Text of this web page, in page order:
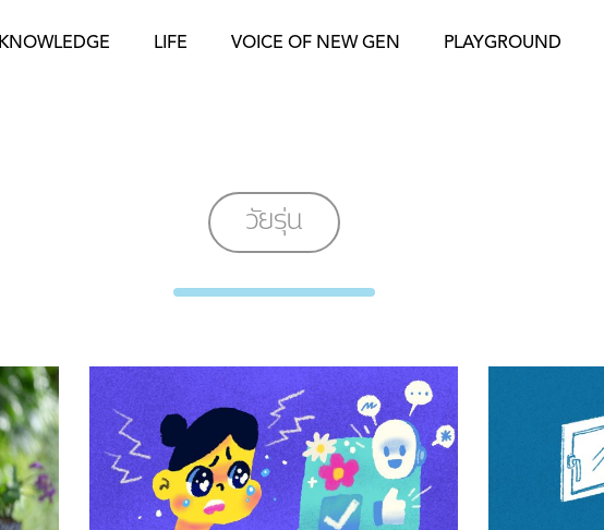
KNOWLEDGE LIFE VOICE OF NEW GEN PLAYGROUND
วัยรุ่น